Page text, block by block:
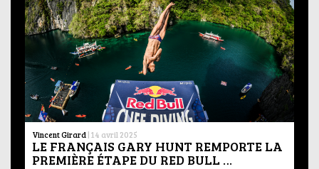
Vincent Girard | 14 avril 2025
LE FRANÇAIS GARY HUNT REMPORTE LA
PREMIÈRE ÉTAPE DU RED BULL …